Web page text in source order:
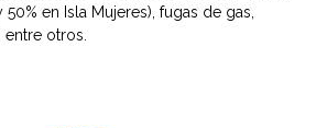
en Isla Mujeres), fugas de gas,
entre otros.